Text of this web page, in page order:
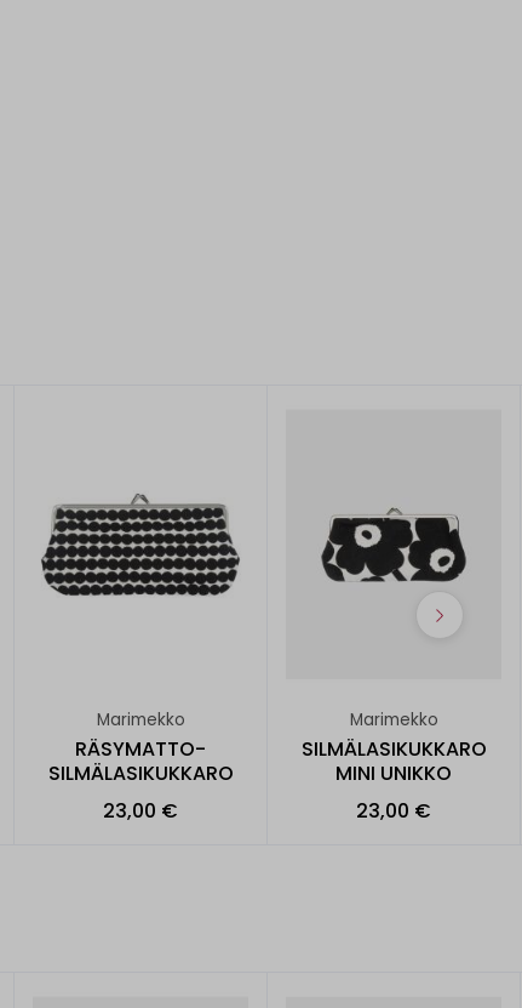
Marimekko
RÄSYMATTO-
SILMÄLASIKUKKARO
23,00 €
Marimekko
SILMÄLASIKUKKARO
MINI UNIKKO
23,00 €